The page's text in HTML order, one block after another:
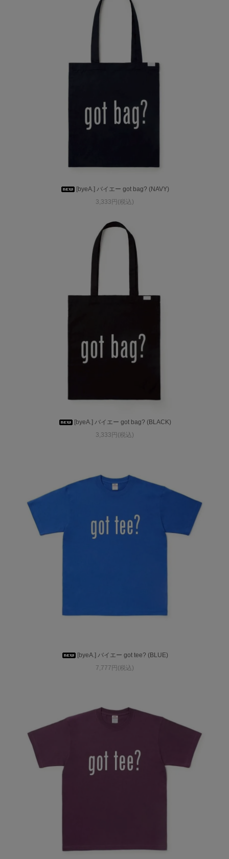
[byeA.] バイエー got bag? (NAVY)
3,333円(税込)
[byeA.] バイエー got bag? (BLACK)
3,333円(税込)
[byeA.] バイエー got tee? (BLUE)
7,777円(税込)